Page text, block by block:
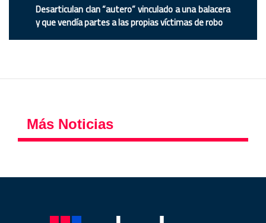
Desarticulan clan “autero” vinculado a una balacera
y que vendía partes a las propias víctimas de robo
Más Noticias